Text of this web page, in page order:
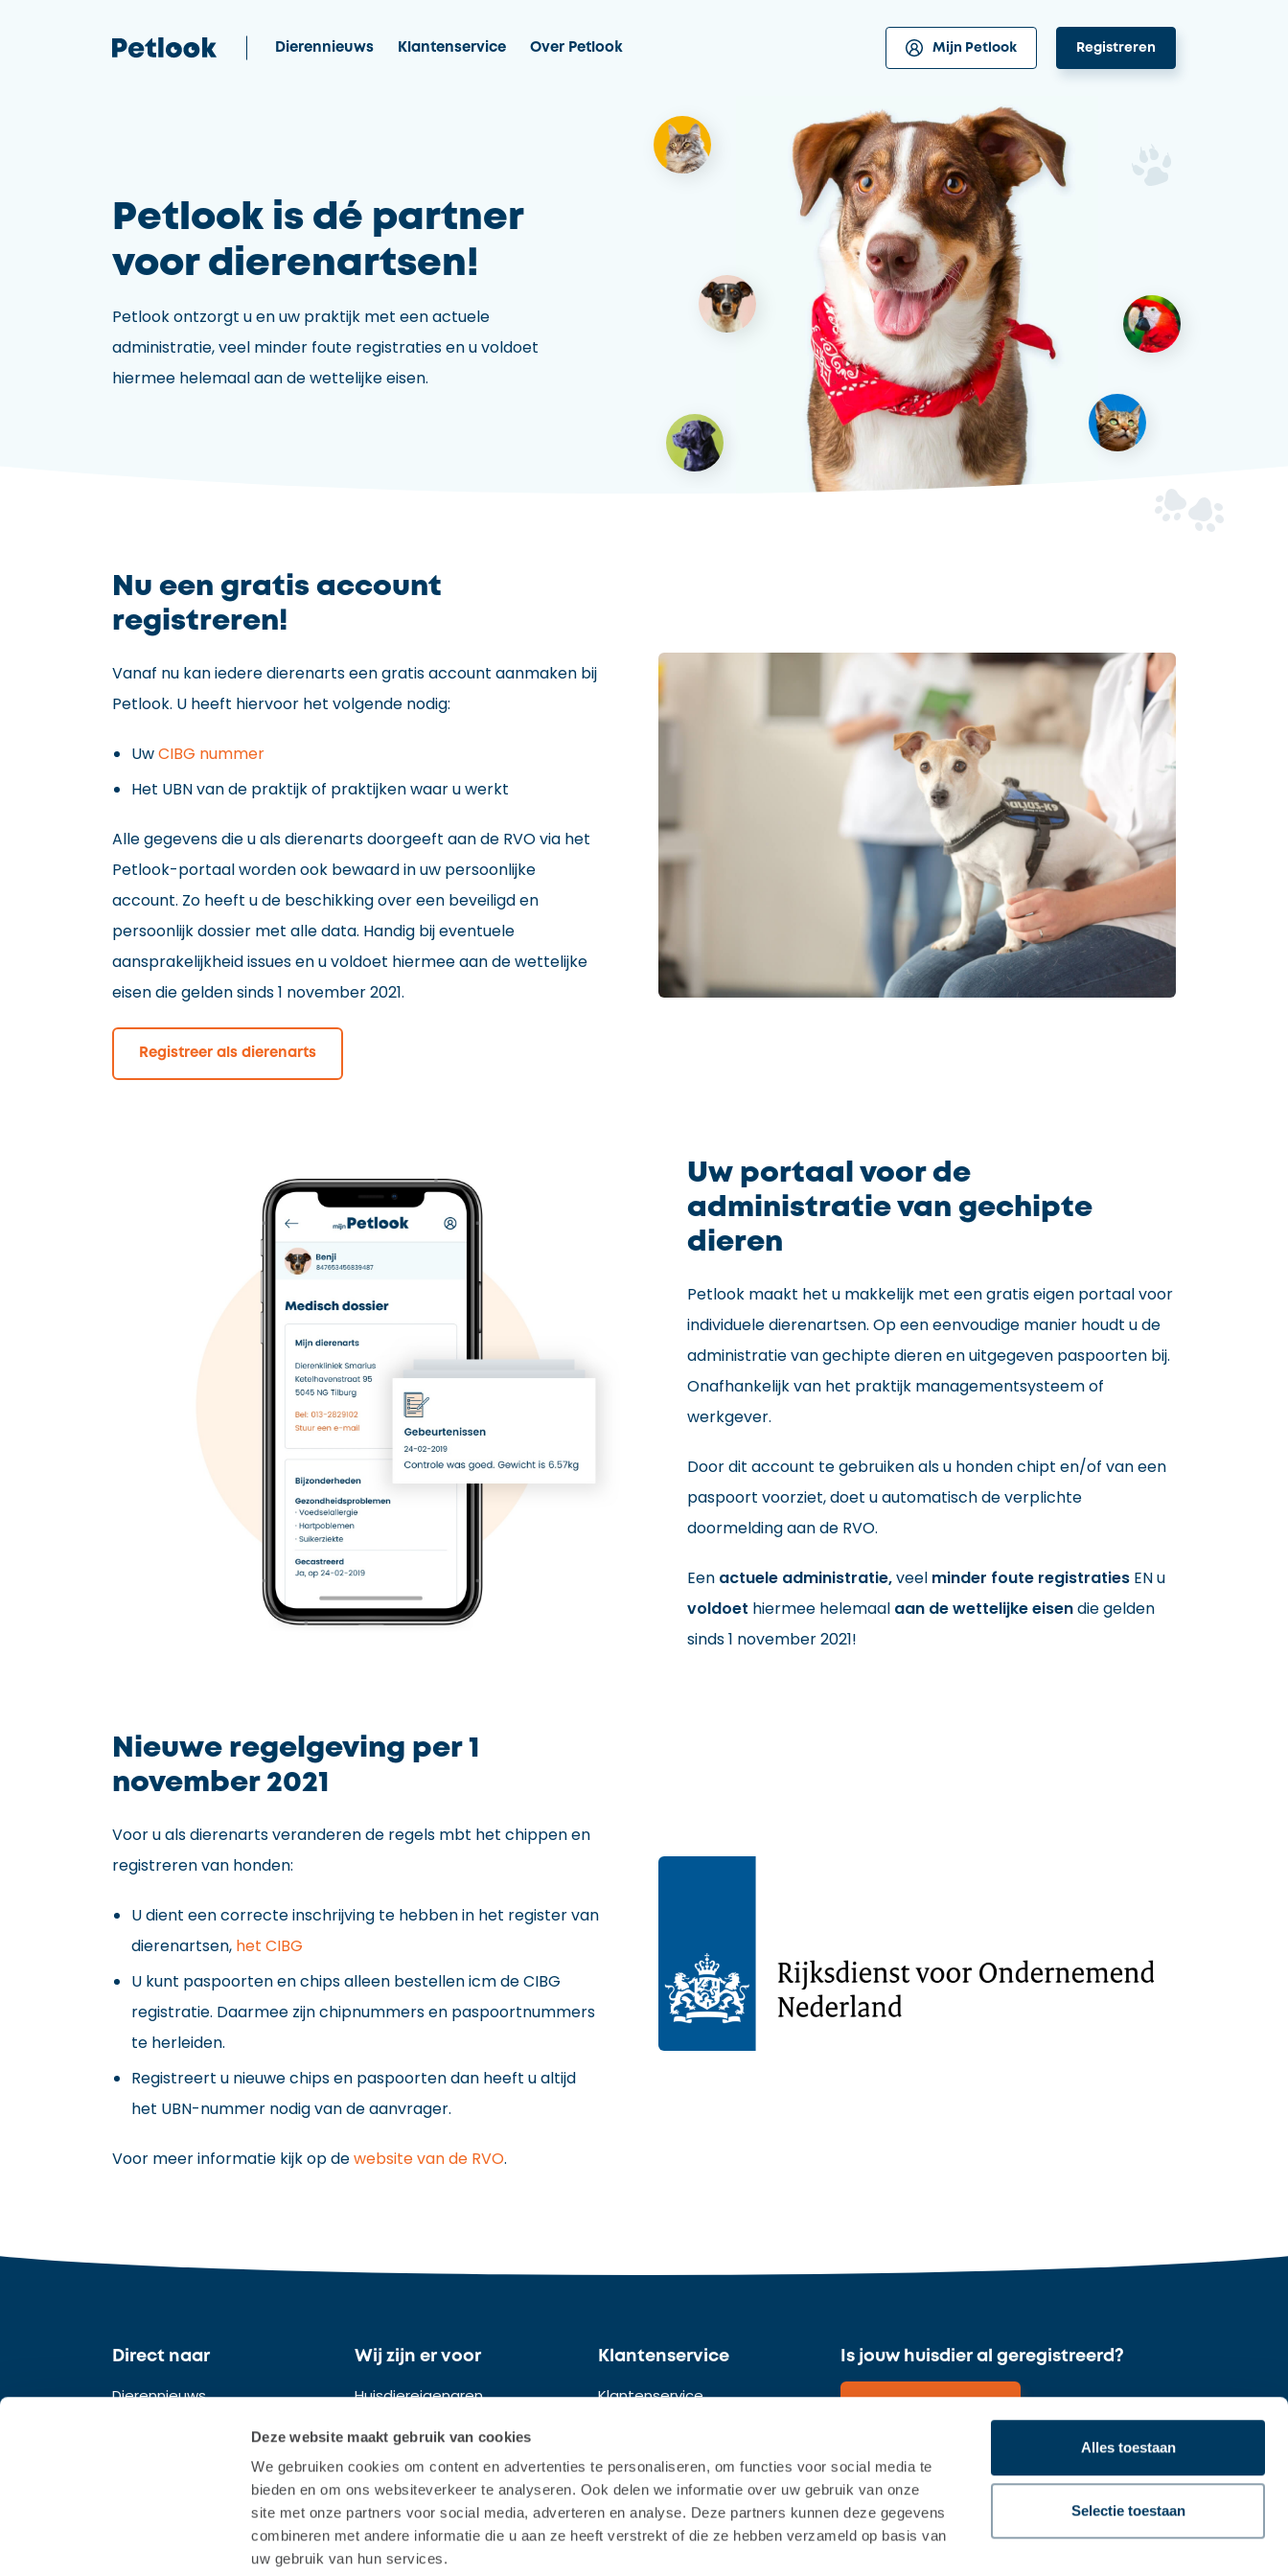
Deze website maakt gebruik van cookies
We gebruiken cookies om content en advertenties te personaliseren, om functies voor social media te
bieden en om ons websiteverkeer te analyseren. Ook delen we informatie over uw gebruik van onze
site met onze partners voor social media, adverteren en analyse. Deze partners kunnen deze gegevens
combineren met andere informatie die u aan ze heeft verstrekt of die ze hebben verzameld op basis van
uw gebruik van hun services.
Alles toestaan
Selectie toestaan
Dierennieuws Klantenservice Over Petlook Mijn Petlook Registreren
Petlook is dé partner
voor dierenartsen!
Petlook ontzorgt u en uw praktijk met een actuele
administratie, veel minder foute registraties en u voldoet
hiermee helemaal aan de wettelijke eisen.
Nu een gratis account
registreren!
Vanaf nu kan iedere dierenarts een gratis account aanmaken bij
Petlook. U heeft hiervoor het volgende nodig:
UwCIBG nummer
Het UBN van de praktijk of praktijken waar u werkt
Alle gegevens die u als dierenarts doorgeeft aan de RVO via het
Petlook-portaal worden ook bewaard in uw persoonlijke
account. Zo heeft u de beschikking over een beveiligd en
persoonlijk dossier met alle data. Handig bij eventuele
aansprakelijkheid issues en u voldoet hiermee aan de wettelijke
eisen die gelden sinds 1 november 2021.
Registreer als dierenarts
Uw portaal voor de
administratie van gechipte
dieren
Petlook maakt het u makkelijk met een gratis eigen portaal voor
individuele dierenartsen. Op een eenvoudige manier houdt u de
administratie van gechipte dieren en uitgegeven paspoorten bij.
Onafhankelijk van het praktijk managementsysteem of
werkgever.
Door dit account te gebruiken als u honden chipt en/of van een
paspoort voorziet, doet u automatisch de verplichte
doormelding aan de RVO.
Een actuele administratie,veel minder foute registraties EN u
voldoet hiermee helemaal aan de wettelijke eisendie gelden
sinds 1 november 2021!
Nieuwe regelgeving per 1
november 2021
Voor u als dierenarts veranderen de regels mbt het chippen en
registreren van honden:
U dient een correcte inschrijving te hebben in het register van
dierenartsen, het CIBG
U kunt paspoorten en chips alleen bestellen icm de CIBG
registratie. Daarmee zijn chipnummers en paspoortnummers
te herleiden.
Registreert u nieuwe chips en paspoorten dan heeft u altijd
het UBN-nummer nodig van de aanvrager.
Voor meer informatie kijk op dewebsite van de RVO.
Is jouw huisdier al geregistreerd?
8.1
Beoordeling 8.1
op basis van 431 beoordelingen
Direct naar
Dierennieuws
Wij zijn er voor
Huisdiereigenaren
Fokkers
Dierenartsen
Handelaren
Stichtingen
Klantenservice
Klantenservice
Herroepen
Opzeggen